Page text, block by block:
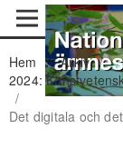
Hem / Arkiv /
2024:
/
Det digitala och